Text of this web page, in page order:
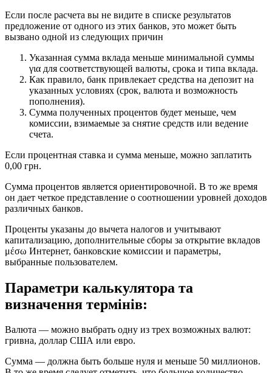
Если после расчета вы не видите в списке результатов
предложение от одного из этих банков, это может быть
вызвано одной из следующих причин
Указанная сумма вклада меньше минимальной суммы
για для соответствующей валюты, срока и типа вклада.
Как правило, банк привлекает средства на депозит на
указанных условиях (срок, валюта и возможность
пополнения).
Сумма полученных процентов будет меньше, чем
комиссии, взимаемые за снятие средств или ведение
счета.
Если процентная ставка и сумма меньше, можно заплатить
0,00 грн.
Сумма процентов является ориентировочной. В то же время
он дает четкое представление о соотношении уровней доходов
различных банков.
Проценты указаны до вычета налогов и учитывают
капитализацию, дополнительные сборы за открытие вкладов
μέσω Интернет, банковские комиссии и параметры,
выбранные пользователем.
Параметри калькулятора та
визначення термінів:
Валюта — можно выбрать одну из трех возможных валют:
гривна, доллар США или евро.
Сумма — должна быть больше нуля и меньше 50 миллионов.